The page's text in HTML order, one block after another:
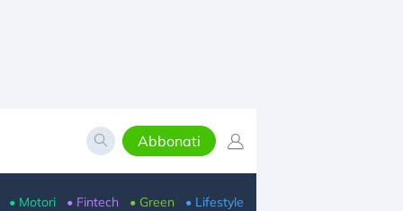
Abbonati
• Motori • Fintech • Green • Lifestyle